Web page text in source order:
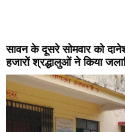
सावन के दूसरे सोमवार को
हजारों श्रद्धालुओं ने किया